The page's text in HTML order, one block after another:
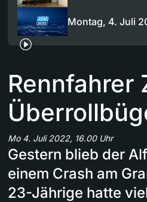
Montag, 4. Juli
Rennfahrer
Mo 4. Juli 2022, 16.00 Uhr
Gestern blieb der
einem Crash am
23-Jährige hatte